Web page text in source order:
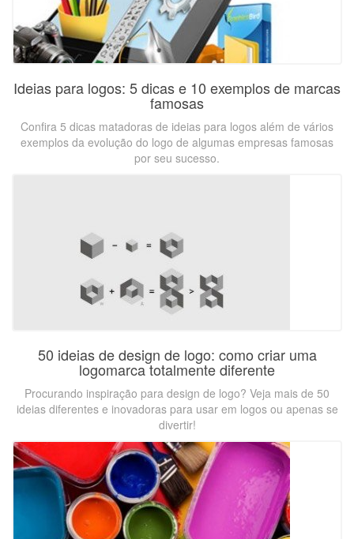
Ideias para logos: 5 dicas e 10 exemplos de marcas
famosas
Confira 5 dicas matadoras de ideias para logos além de vários
exemplos da evolução do logo de algumas empresas famosas
por seu sucesso.
50 ideias de design de logo: como criar uma
logomarca totalmente diferente
Procurando inspiração para design de logo? Veja mais de 50
ideias diferentes e inovadoras para usar em logos ou apenas se
divertir!